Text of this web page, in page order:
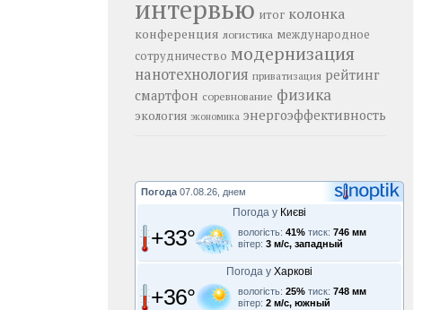
интервью итог колонка
конференция логистика международное
сотрудничество модернизация
нанотехнология приватизация рейтинг
смартфон соревнование физика
экология экономика энергоэффективность
Погода 07.08.26, днем
Погода у Києві
+33° вологість: 41% тиск: 746 мм
вітер: 3 м/с, западный
Погода у Харкові
+36° вологість: 25% тиск: 748 мм
вітер: 2 м/с, южный